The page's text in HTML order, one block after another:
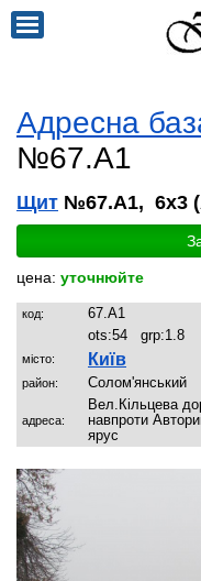
Адресна
№67.A1
Щит №67.A1, 6x3
цена: уточнюйте
код:
67.A1
ots:54 grp:1.8
місто: Київ
район: Солом'янський
адреса:
Вел.Кільцева
навпроти
ярус